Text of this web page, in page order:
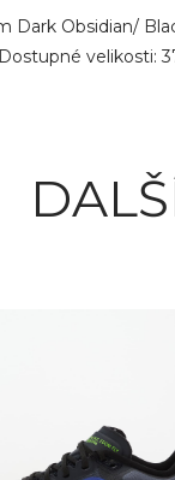
Dark Obsidian/
velikosti: